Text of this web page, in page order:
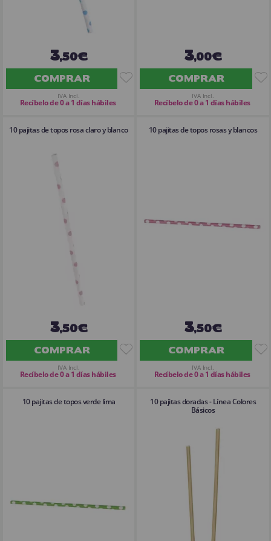
3,50€
COMPRAR
IVA Incl.
Recíbelo de 0 a 1 días hábiles
3,00€
COMPRAR
IVA Incl.
Recíbelo de 0 a 1 días hábiles
10 pajitas de topos rosa claro y blanco
3,50€
COMPRAR
IVA Incl.
Recíbelo de 0 a 1 días hábiles
10 pajitas de topos rosas y blancos
3,50€
COMPRAR
IVA Incl.
Recíbelo de 0 a 1 días hábiles
10 pajitas de topos verde lima
10 pajitas doradas - Línea Colores
Básicos